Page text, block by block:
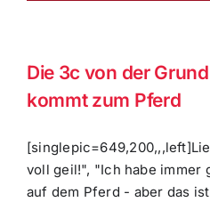
Die 3c von der
kommt zum Pferd
voll geil!", "Ich habe immer
auf dem Pferd - aber das